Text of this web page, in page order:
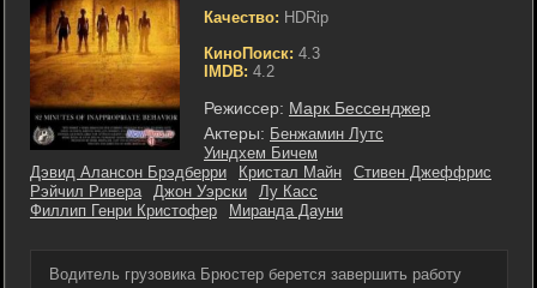
Качество: HDRip
КиноПоиск: 4.3
IMDB: 4.2
Режиссер: Марк Бессенджер
Актеры: Бенжамин Лутс
Уиндхем Бичем
Дэвид Алансон Брэдберри
Кристал Майн
Стивен Джеффрис
Рэйчил Ривера
Джон Уэрски
Лу Касс
Филлип Генри Кристофер
Миранда Дауни
Водитель грузовика Брюстер берется завершить работу